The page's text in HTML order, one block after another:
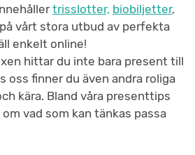
trisslotter, biobiljetter,
vårt stora utbud av perfekta
enkelt online!
hittar du inte bara present till
oss finner du även andra roliga
kära. Bland våra presenttips
vad som kan tänkas passa